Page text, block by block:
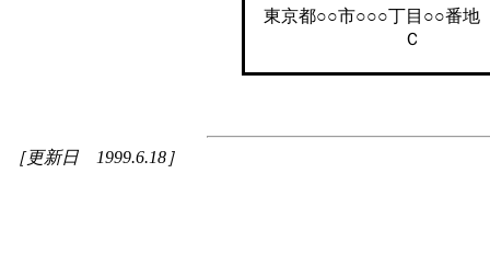
東京都○○市○○○丁目○○番地
Ｃ
［更新日 1999.6.18］